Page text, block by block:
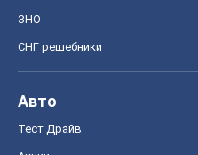
ЗНО
СНГ решебники
Авто
Тест Драйв